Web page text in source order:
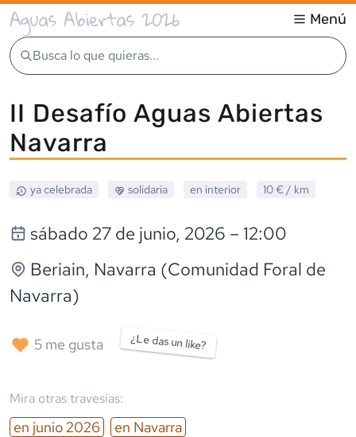
Aguas Abiertas 2026 Menú
Busca lo que quieras...
II Desafío Aguas Abiertas
Navarra
ya celebrada solidaria en interior 10 € / km
sábado 27 de junio, 2026 – 12:00
Beriain, Navarra (Comunidad Foral de
Navarra)
5 me gusta ¿Le das un like?
Mira otras travesías:
en junio 2026 en Navarra